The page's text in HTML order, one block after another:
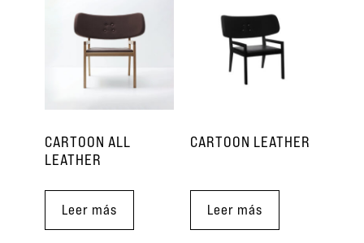
CARTOON ALL
LEATHER
Leer más
CARTOON LEATHER
Leer más